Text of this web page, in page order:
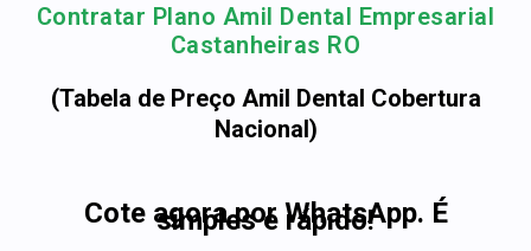
Contratar Plano Amil Dental Empresarial
Castanheiras RO
(Tabela de Preço Amil Dental Cobertura
Nacional)
Cote agora por WhatsApp. É
simples e rápido!